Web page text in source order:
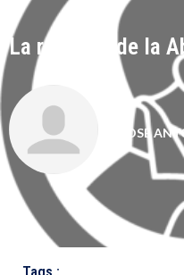
La rebelión de la
JOSÉ